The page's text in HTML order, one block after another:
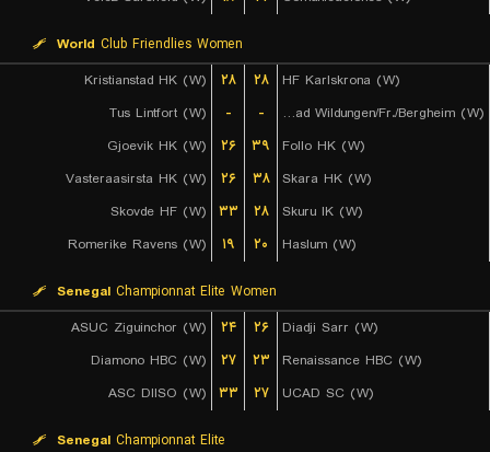
World Club Friendlies Women
Kristianstad HK (W)
۲۸ ۲۸
HF Karlskrona (W)
Tus Lintfort (W)
- -
HSG Bad Wildungen/Fr./Bergheim (W)
Gjoevik HK (W)
۲۶ ۳۹
Follo HK (W)
Vasteraasirsta HK (W)
۲۶ ۳۸
Skara HK (W)
Skovde HF (W)
۳۳ ۲۸
Skuru IK (W)
Romerike Ravens (W)
۱۹ ۲۰ Haslum (W)
Senegal Championnat Elite Women
ASUC Ziguinchor (W)
۲۴ ۲۶
Diadji Sarr (W)
Diamono HBC (W)
۲۷ ۲۳
Renaissance HBC (W)
ASC DIISO (W)
۳۳ ۲۷ UCAD SC (W)
Senegal Championnat Elite